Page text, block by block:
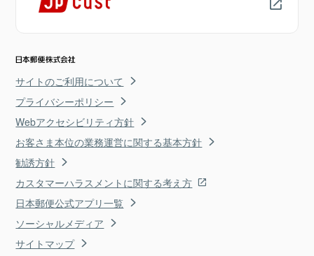
サイトのご利用について
プライバシーポリシー
Webアクセシビリティ方針
お客さま本位の業務運営に関する基本方針
勧誘方針
カスタマーハラスメントに関する考え方
日本郵便公式アプリ一覧
ソーシャルメディア
サイトマップ